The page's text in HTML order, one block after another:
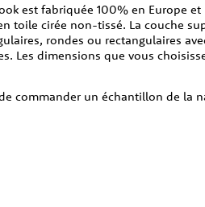
est fabriquée 100% en Europe
toile cirée non-tissé. La couche
rondes ou rectangulaires
Les dimensions que vous
commander un échantillon de la